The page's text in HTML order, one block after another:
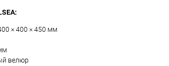
× 400 × 450 мм
велюр